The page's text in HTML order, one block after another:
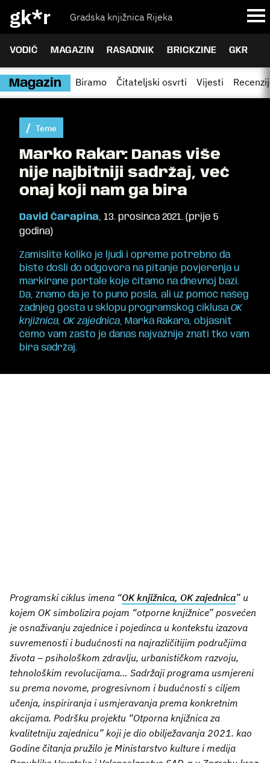
gk*r Gradska knjižnica Rijeka
VODIČ MAGAZIN RASADNIK BRICKZINE GKR
Magazin Biramo Čitateljski osvrti Vijesti
Teme
Marko Rakar: Danas više
nije najbitniji sadržaj, već
onaj koji nam ga bira
David Čarapina, 13. prosinca 2021. (prije 5
godina)
Zamislite koliko je ljudi i opreme potrebno da
biste došli do odgovora na pitanje povjerenja u
markirane portale koje čitamo na dnevnoj bazi.
Da, znamo da je to puno posla, ali uz pomoć našeg
zadnjeg gosta u sklopu programskog ciklusa OK
knjižnica, OK zajednica, Marka Rakara, objasnit
ćemo vam zašto je danas najvažnije znati tko vam
bira sadržaj.
Programski ciklus imena “OK knjižnica, OK zajednica” u
kojem OK simbolizira pojam “otporne knjižnice” posvećen
je osnaživanju zajednice i pojedinca u kontekstu izazova
suvremenosti i budućnosti na najrazličitijim područjima
života – psihološkom zdravlju, urbanističkom razvoju,
tehnološkim revolucijama… Sadržaji programa usmjereni
su prema novome, progresivnom i budućnosti s ciljem
učenja, inspiriranja i usmjeravanja prema konkretnim
akcijama. Podršku projektu “Otporna knjižnica za
kvalitetniju zajednicu” koji je dio obilježavanja 2021. kao
Godine čitanja pružilo je Ministarstvo kulture i medija